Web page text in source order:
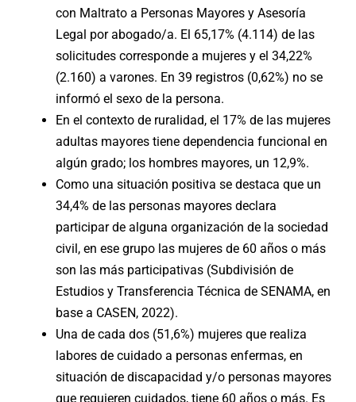
con Maltrato a Personas Mayores y Asesoría
Legal por abogado/a. El 65,17% (4.114) de las
solicitudes corresponde a mujeres y el 34,22%
(2.160) a varones. En 39 registros (0,62%) no se
informó el sexo de la persona.
En el contexto de ruralidad, el 17% de las mujeres
adultas mayores tiene dependencia funcional en
algún grado; los hombres mayores, un 12,9%.
Como una situación positiva se destaca que un
34,4% de las personas mayores declara
participar de alguna organización de la sociedad
civil, en ese grupo las mujeres de 60 años o más
son las más participativas (Subdivisión de
Estudios y Transferencia Técnica de SENAMA, en
base a CASEN, 2022).
Una de cada dos (51,6%) mujeres que realiza
labores de cuidado a personas enfermas, en
situación de discapacidad y/o personas mayores
que requieren cuidados, tiene 60 años o más. Es